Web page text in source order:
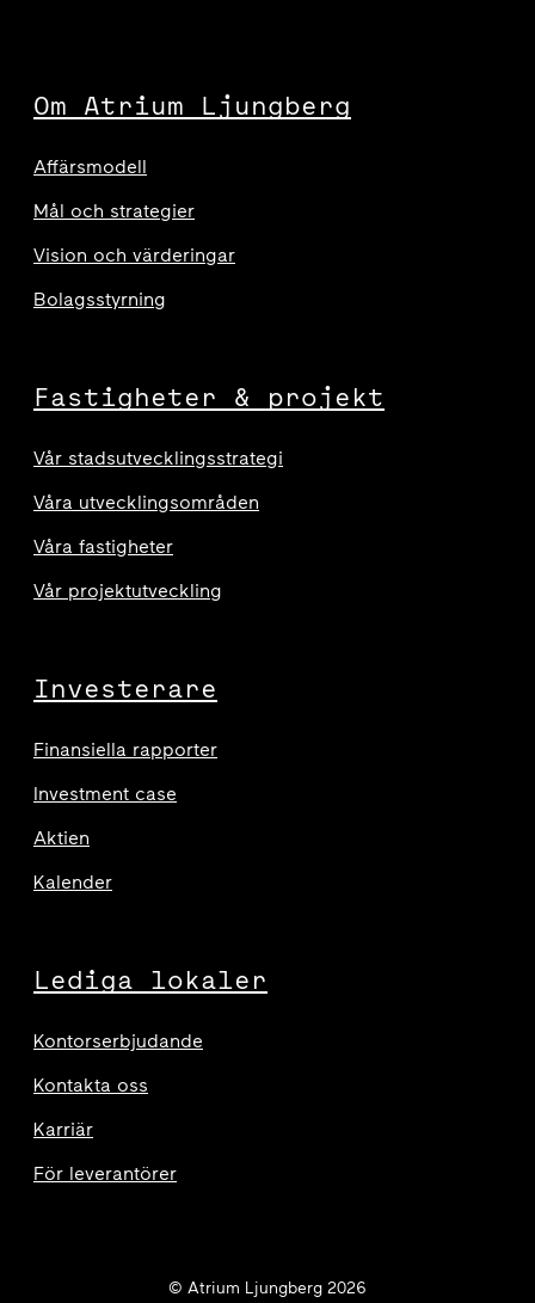
Om Atrium Ljungberg
Affärsmodell
Mål och strategier
Vision och värderingar
Bolagsstyrning
Fastigheter & projekt
Vår stadsutvecklingsstrategi
Våra utvecklingsområden
Våra fastigheter
Vår projektutveckling
Investerare
Finansiella rapporter
Investment case
Aktien
Kalender
Lediga lokaler
Kontorserbjudande
Kontakta oss
Karriär
För leverantörer
© Atrium Ljungberg 2026